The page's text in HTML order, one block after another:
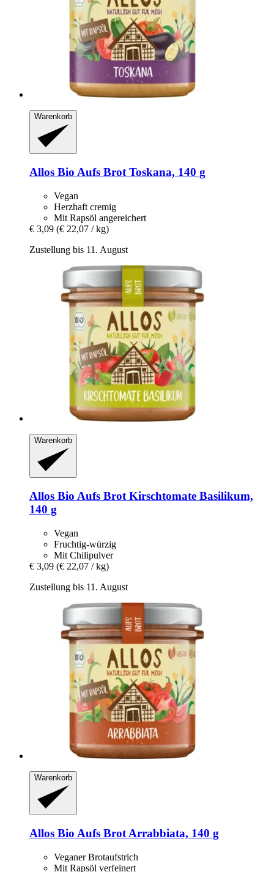
Warenkorb
Allos Bio Aufs Brot Toskana, 140 g
Vegan
Herzhaft cremig
Mit Rapsöl angereichert
€ 3,09 (€ 22,07 / kg)
Zustellung bis 11. August
Warenkorb
Allos Bio Aufs Brot Kirschtomate Basilikum,
140 g
Vegan
Fruchtig-würzig
Mit Chilipulver
€ 3,09 (€ 22,07 / kg)
Zustellung bis 11. August
Warenkorb
Allos Bio Aufs Brot Arrabbiata, 140 g
Veganer Brotaufstrich
Mit Rapsöl verfeinert